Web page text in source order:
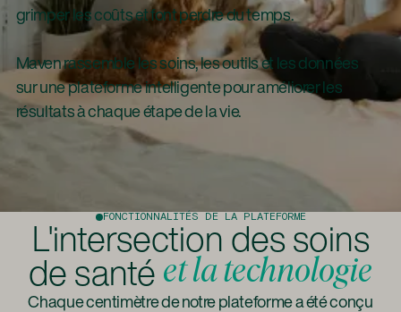
grimper les coûts et font perdre du temps.
Maven rassemble les soins, les outils et les données
sur une plateforme intelligente pour améliorer les
résultats à chaque étape de la vie.
FONCTIONNALITÉS DE LA PLATEFORME
L'intersection des soins
de santé et la technologie
Chaque centimètre de notre plateforme a été conçu